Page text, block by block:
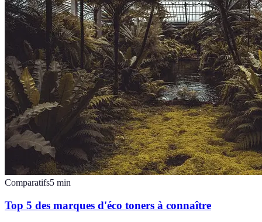
Comparatifs5 min
Top 5 des marques d'éco toners à connaître